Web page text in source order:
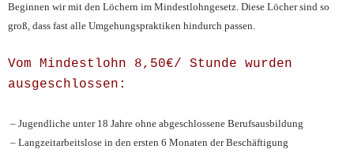
Beginnen wir mit den Löchern im Mindestlohngesetz. Diese Löcher sind so
groß, dass fast alle Umgehungspraktiken hindurch passen.
Vom Mindestlohn 8,50€/ Stunde wurden
ausgeschlossen:
– Jugendliche unter 18 Jahre ohne abgeschlossene Berufsausbildung
– Langzeitarbeitslose in den ersten 6 Monaten der Beschäftigung